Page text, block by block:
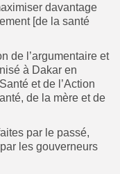
davantage
[de la santé
de l’argumentaire et
à Dakar en
et de l’Action
de la mère et de
par le passé,
les gouverneurs